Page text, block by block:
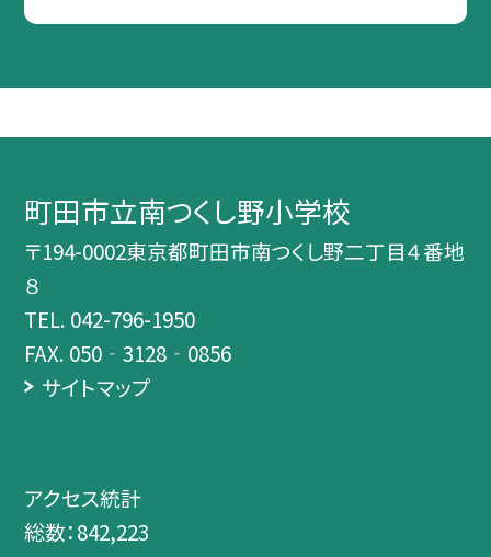
町田市立南つくし野小学校
〒194-0002東京都町田市南つくし野二丁目４番地
８
TEL. 042-796-1950
FAX. 050‐3128‐0856
サイトマップ
アクセス統計
総数：842,223